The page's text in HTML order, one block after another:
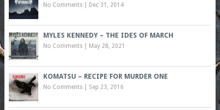
No Comments| Dec 31, 2014
MYLES KENNEDY – THE IDES OF MARCH
No Comments| May 28, 2021
KOMATSU – RECIPE FOR MURDER ONE
No Comments| Sep 23, 2016